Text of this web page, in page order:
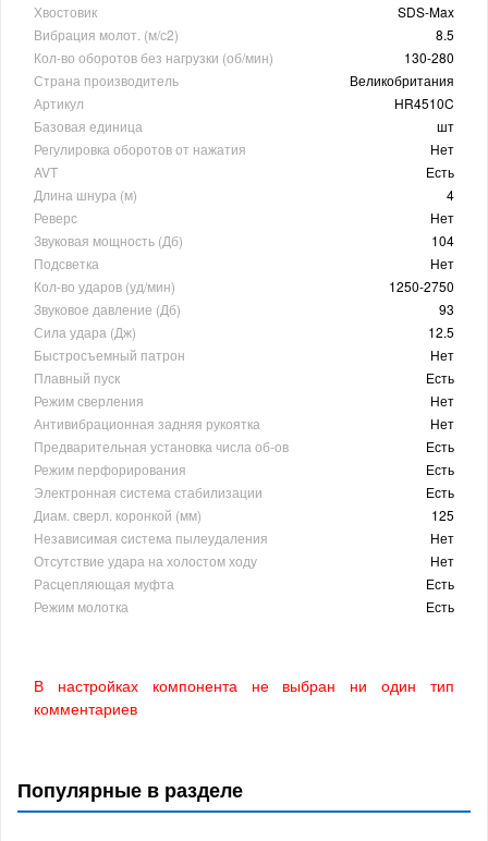
Хвостовик
SDS-Max
Вибрация молот. (м/с2)
8.5
Кол-во оборотов без нагрузки (об/мин)
130-280
Страна производитель
Великобритания
Артикул
HR4510C
Базовая единица
шт
Регулировка оборотов от нажатия
Нет
AVT
Есть
Длина шнура (м)
4
Реверс
Нет
Звуковая мощность (Дб)
104
Подсветка
Нет
Кол-во ударов (уд/мин)
1250-2750
Звуковое давление (Дб)
93
Сила удара (Дж)
12.5
Быстросъемный патрон
Нет
Плавный пуск
Есть
Режим сверления
Нет
Антивибрационная задняя рукоятка
Нет
Предварительная установка числа об-ов
Есть
Режим перфорирования
Есть
Электронная система стабилизации
Есть
Диам. сверл. коронкой (мм)
125
Независимая cистема пылеудаления
Нет
Отсутствие удара на холостом ходу
Нет
Расцепляющая муфта
Есть
Режим молотка
Есть
В настройках компонента не выбран ни один тип
комментариев
Популярные в разделе